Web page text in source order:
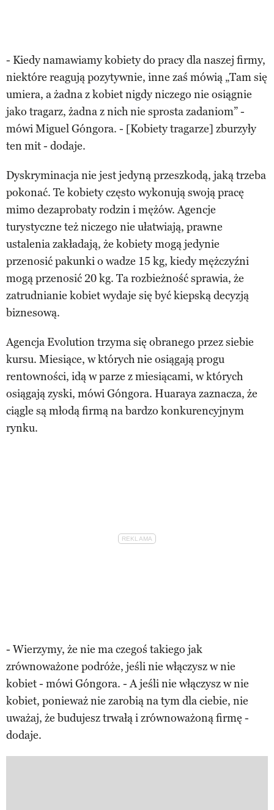
- Kiedy namawiamy kobiety do pracy dla naszej firmy,
niektóre reagują pozytywnie, inne zaś mówią „Tam się
umiera, a żadna z kobiet nigdy niczego nie osiągnie
jako tragarz, żadna z nich nie sprosta zadaniom” -
mówi Miguel Góngora. - [Kobiety tragarze] zburzyły
ten mit - dodaje.
Dyskryminacja nie jest jedyną przeszkodą, jaką trzeba
pokonać. Te kobiety często wykonują swoją pracę
mimo dezaprobaty rodzin i mężów. Agencje
turystyczne też niczego nie ułatwiają, prawne
ustalenia zakładają, że kobiety mogą jedynie
przenosić pakunki o wadze 15 kg, kiedy mężczyźni
mogą przenosić 20 kg. Ta rozbieżność sprawia, że
zatrudnianie kobiet wydaje się być kiepską decyzją
biznesową.
Agencja Evolution trzyma się obranego przez siebie
kursu. Miesiące, w których nie osiągają progu
rentowności, idą w parze z miesiącami, w których
osiągają zyski, mówi Góngora. Huaraya zaznacza, że
ciągle są młodą firmą na bardzo konkurencyjnym
rynku.
- Wierzymy, że nie ma czegoś takiego jak
zrównoważone podróże, jeśli nie włączysz w nie
kobiet - mówi Góngora. - A jeśli nie włączysz w nie
kobiet, ponieważ nie zarobią na tym dla ciebie, nie
uważaj, że budujesz trwałą i zrównoważoną firmę -
dodaje.